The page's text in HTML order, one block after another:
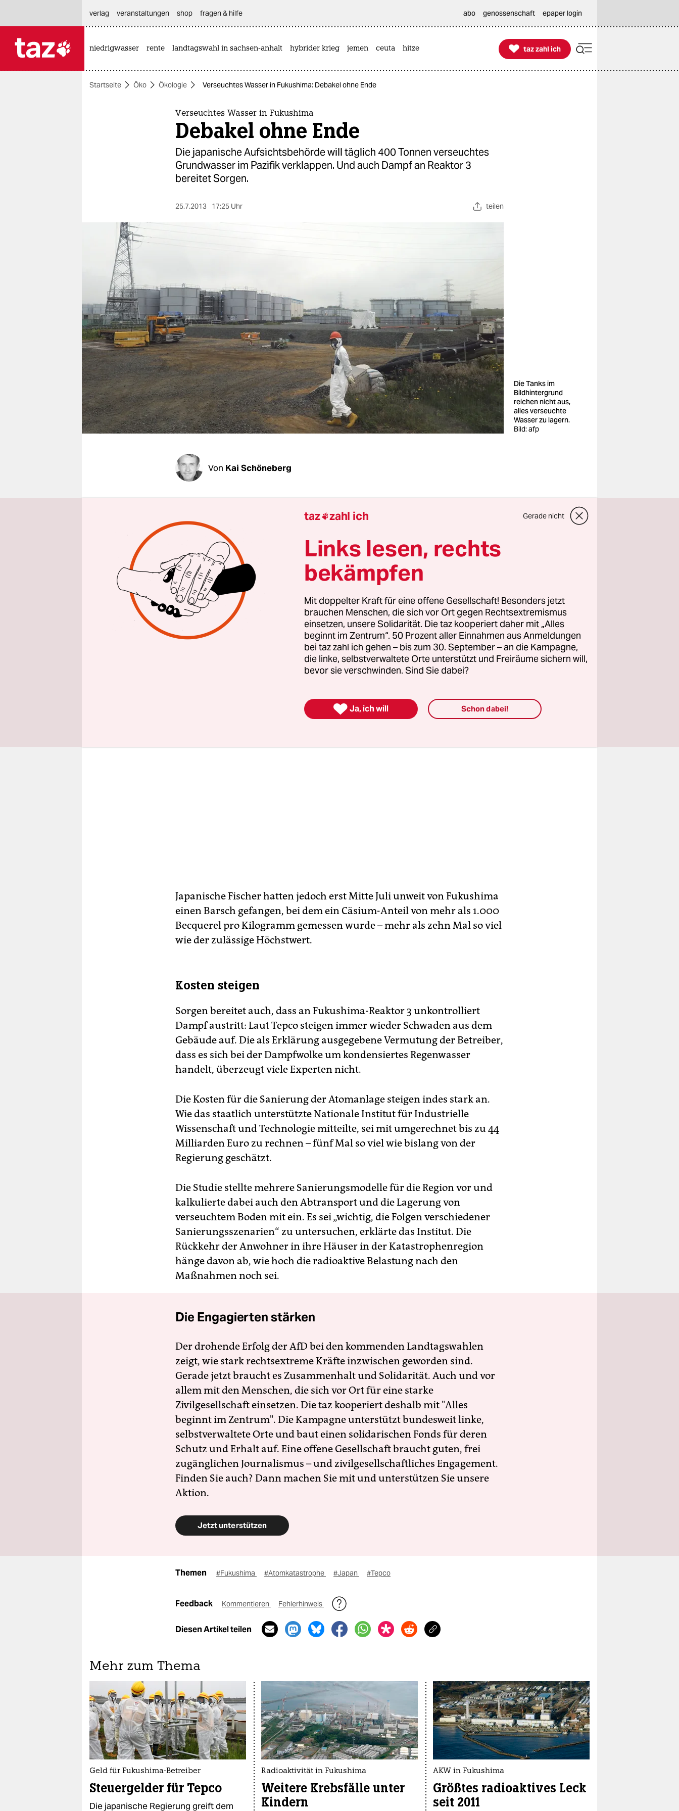
themen
wahrheit
verlag
verlag
veranstaltungen
shop
fragen & hilfe
unterstützen
abo
genossenschaft
verlag
veranstaltungen shop fragen & hilfe abo genossenschaft epaper login
niedrigwasser rente landtagswahl in sachsen-anhalt hybrider krieg jemen ceuta hitze 
taz zahl ich
taz zahl ich
Startseite Öko Ökologie Verseuchtes Wasser in Fukushima: Debakel ohne Ende
Verseuchtes Wasser in Fukushima
Debakel ohne Ende
Die japanische Aufsichtsbehörde will täglich 400 Tonnen verseuchtes
Grundwasser im Pazifik verklappen. Und auch Dampf an Reaktor 3
bereitet Sorgen.
25.7.2013 17:25 Uhr teilen
Die Tanks im
Bildhintergrund
reichen nicht aus,
alles verseuchte
Wasser zu lagern.
Bild: afp
Von Kai Schöneberg
| Japan bekommt die Folgen der Nuklearkatastrophe in
Fukushima auch gut zwei Jahre nach dem Unglück nicht in den Griff.
Es sei unmöglich, die täglich 400 Tonnen Wasser, die in die Keller des
havarierten AKW eindringen, zu lagern, sagte der Chef der
Atomaufsichtsbehörde NRA, Shunichi Tanaka. Deshalb schlug er vor,
das schwach radioaktiv belastete Grundwasser im Meer zu verklappen.
Damit bestätigte Tanaka eine offenbar bereits übliche Praxis.
Fukushima-Betreiber Tepco räumte vor wenigen Tagen ein, dass
radioaktiv verseuchtes Grundwasser ins Meer geflossen ist. Allerdings
habe dies kaum Auswirkungen auf den Ozean, sagte ein Sprecher.
Messdaten hätten „keinen ungewöhnlichen Anstieg von
Japanische Fischer hatten jedoch erst Mitte Juli unweit von Fukushima
einen Barsch gefangen, bei dem ein Cäsium-Anteil von mehr als 1.000
Becquerel pro Kilogramm gemessen wurde – mehr als zehn Mal so viel
wie der zulässige Höchstwert.
Kosten steigen
Sorgen bereitet auch, dass an Fukushima-Reaktor 3 unkontrolliert
Dampf austritt: Laut Tepco steigen immer wieder Schwaden aus dem
Gebäude auf. Die als Erklärung ausgegebene Vermutung der Betreiber,
dass es sich bei der Dampfwolke um kondensiertes Regenwasser
handelt, überzeugt viele Experten nicht.
Die Kosten für die Sanierung der Atomanlage steigen indes stark an.
Wie das staatlich unterstützte Nationale Institut für Industrielle
Wissenschaft und Technologie mitteilte, sei mit umgerechnet bis zu 44
Milliarden Euro zu rechnen – fünf Mal so viel wie bislang von der
Regierung geschätzt.
Die Studie stellte mehrere Sanierungsmodelle für die Region vor und
kalkulierte dabei auch den Abtransport und die Lagerung von
verseuchtem Boden mit ein. Es sei „wichtig, die Folgen verschiedener
Sanierungsszenarien“ zu untersuchen, erklärte das Institut. Die
Rückkehr der Anwohner in ihre Häuser in der Katastrophenregion
hänge davon ab, wie hoch die radioaktive Belastung nach den
Maßnahmen noch sei.
Die Engagierten stärken
Der drohende Erfolg der AfD bei den kommenden Landtagswahlen
zeigt, wie stark rechtsextreme Kräfte inzwischen geworden sind.
Gerade jetzt braucht es Zusammenhalt und Solidarität. Auch und vor
allem mit den Menschen, die sich vor Ort für eine starke
Zivilgesellschaft einsetzen. Die taz kooperiert deshalb mit "Alles
beginnt im Zentrum". Die Kampagne unterstützt bundesweit linke,
selbstverwaltete Orte und baut einen solidarischen Fonds für deren
Schutz und Erhalt auf. Eine offene Gesellschaft braucht guten, frei
zugänglichen Journalismus – und zivilgesellschaftliches Engagement.
Finden Sie auch? Dann machen Sie mit und unterstützen Sie unsere
Aktion.
Jetzt unterstützen
Themen #Fukushima #Atomkatastrophe #Japan #Tepco
Feedback Kommentieren Fehlerhinweis
Diesen Artikel teilen
Mehr zum Thema
Geld für Fukushima-Betreiber
Steuergelder für Tepco
Die japanische Regierung greift dem
Radioaktivität in Fukushima
Weitere Krebsfälle unter
Kindern
AKW in Fukushima
Größtes radioaktives Leck
seit 2011
taz zahl ich Gerade nicht
Links lesen, rechts
bekämpfen
Mit doppelter Kraft für eine offene Gesellschaft! Besonders jetzt
brauchen Menschen, die sich vor Ort gegen Rechtsextremismus
einsetzen, unsere Solidarität. Die taz kooperiert daher mit „Alles
beginnt im Zentrum“. 50 Prozent aller Einnahmen aus Anmeldungen
bei taz zahl ich gehen – bis zum 30. September – an die Kampagne,
die linke, selbstverwaltete Orte unterstützt und Freiräume sichern will,
bevor sie verschwinden. Sind Sie dabei?
 Ja, ich will Schon dabei!